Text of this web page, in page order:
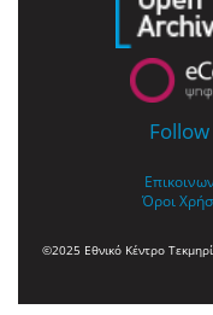
Follow
Όροι
©2025 Εθνικό Κέντρο